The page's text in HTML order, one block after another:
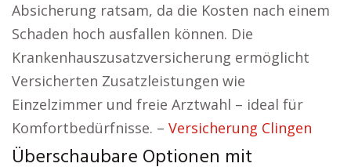
Absicherung ratsam, da die Kosten nach einem
Schaden hoch ausfallen können. Die
Krankenhauszusatzversicherung ermöglicht
Versicherten Zusatzleistungen wie
Einzelzimmer und freie Arztwahl – ideal für
Komfortbedürfnisse. – Versicherung Clingen
Überschaubare Optionen mit